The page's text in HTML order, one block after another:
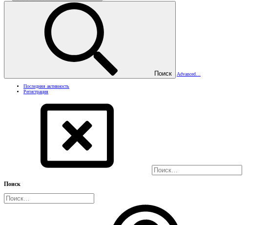
Поиск Advanced…
Последняя активность
Регистрация
Поиск